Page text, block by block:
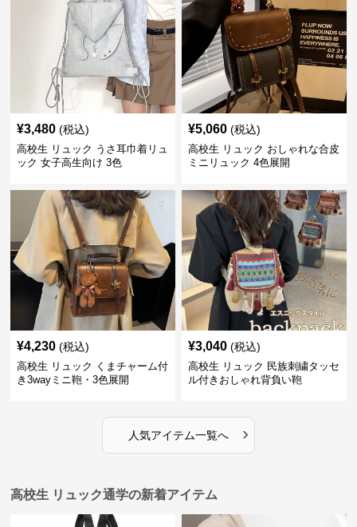
¥3,480 (税込)
高校生 リュック うさ耳巾着リュ
ック 女子高生向け 3色
¥5,060 (税込)
高校生 リュック おしゃれな合皮
ミニリュック 4色展開
¥4,230 (税込)
高校生 リュック くまチャーム付
き3wayミニ鞄・3色展開
¥3,040 (税込)
高校生 リュック 民族刺繍タッセ
ル付きおしゃれ背負い鞄
人気アイテム一覧へ ›
高校生 リュック通学の新着アイテム